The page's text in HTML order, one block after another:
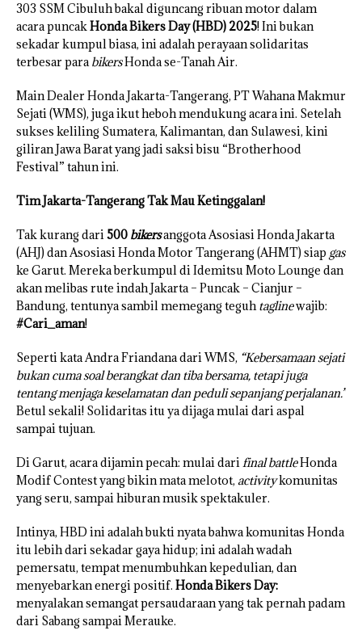
303 SSM Cibuluh bakal diguncang ribuan motor dalam
acara puncakHonda Bikers Day (HBD) 2025! Ini bukan
sekadar kumpul biasa, ini adalah perayaan solidaritas
terbesar parabikersHonda se-Tanah Air.
Main Dealer Honda Jakarta-Tangerang, PT Wahana Makmur
Sejati (WMS), juga ikut heboh mendukung acara ini. Setelah
sukses keliling Sumatera, Kalimantan, dan Sulawesi, kini
giliran Jawa Barat yang jadi saksi bisu “Brotherhood
Festival” tahun ini.
Tim Jakarta-Tangerang Tak Mau Ketinggalan!
Tak kurang dari500 bikersanggota Asosiasi Honda Jakarta
(AHJ) dan Asosiasi Honda Motor Tangerang (AHMT) siap gas
ke Garut. Mereka berkumpul di Idemitsu Moto Lounge dan
akan melibas rute indah Jakarta – Puncak – Cianjur –
Bandung, tentunya sambil memegang teguhtaglinewajib:
#Cari_aman!
Seperti kata Andra Friandana dari WMS, “Kebersamaan sejati
bukan cuma soal berangkat dan tiba bersama, tetapi juga
tentang menjaga keselamatan dan peduli sepanjang perjalanan.”
Betul sekali! Solidaritas itu ya dijaga mulai dari aspal
sampai tujuan.
Di Garut, acara dijamin pecah: mulai darifinal battleHonda
Modif Contest yang bikin mata melotot, activitykomunitas
yang seru, sampai hiburan musik spektakuler.
Intinya, HBD ini adalah bukti nyata bahwa komunitas Honda
itu lebih dari sekadar gaya hidup; ini adalah wadah
pemersatu, tempat menumbuhkan kepedulian, dan
menyebarkan energi positif. Honda Bikers Day:
menyalakan semangat persaudaraan yang tak pernah padam
dari Sabang sampai Merauke.